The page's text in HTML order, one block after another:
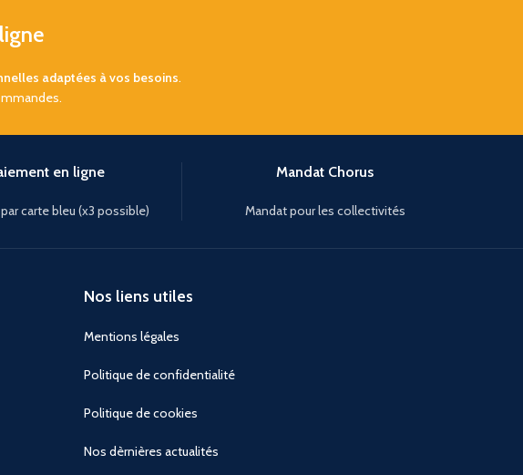
adaptées à vos besoins.
en ligne
carte bleu (x3 possible)
Mandat Chorus
Mandat pour les collectivités
Nos liens utiles
Mentions légales
Politique de confidentialité
Politique de cookies
Nos dèrnières actualités